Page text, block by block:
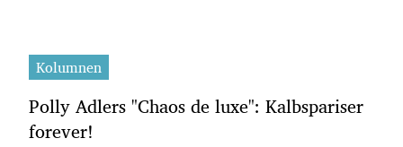
Kolumnen
Polly Adlers "Chaos de luxe": Kalbspariser
forever!